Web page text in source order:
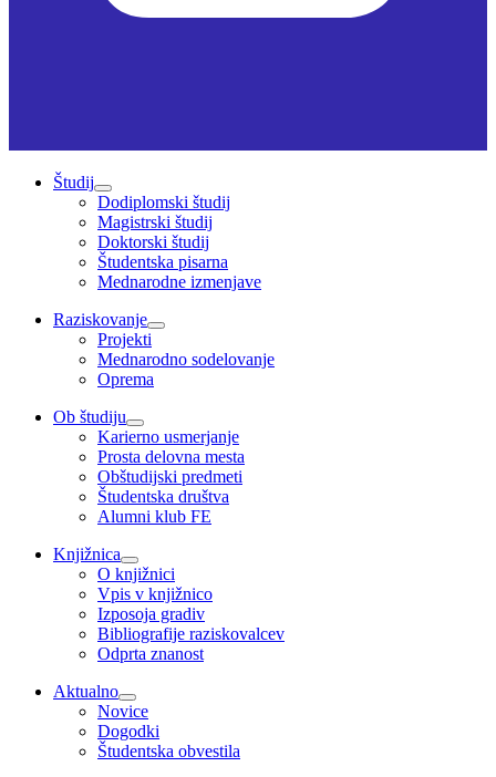
Študij
Dodiplomski študij
Magistrski študij
Doktorski študij
Študentska pisarna
Mednarodne izmenjave
Raziskovanje
Projekti
Mednarodno sodelovanje
Oprema
Ob študiju
Karierno usmerjanje
Prosta delovna mesta
Obštudijski predmeti
Študentska društva
Alumni klub FE
Knjižnica
O knjižnici
Vpis v knjižnico
Izposoja gradiv
Bibliografije raziskovalcev
Odprta znanost
Aktualno
Novice
Dogodki
Študentska obvestila